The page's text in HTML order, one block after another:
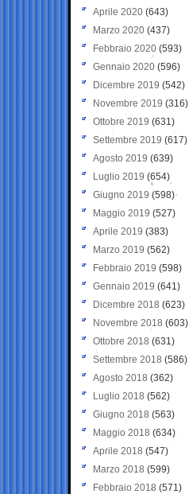
Aprile 2020 (643)
Marzo 2020 (437)
Febbraio 2020 (593)
Gennaio 2020 (596)
Dicembre 2019 (542)
Novembre 2019 (316)
Ottobre 2019 (631)
Settembre 2019 (617)
Agosto 2019 (639)
Luglio 2019 (654)
Giugno 2019 (598)
Maggio 2019 (527)
Aprile 2019 (383)
Marzo 2019 (562)
Febbraio 2019 (598)
Gennaio 2019 (641)
Dicembre 2018 (623)
Novembre 2018 (603)
Ottobre 2018 (631)
Settembre 2018 (586)
Agosto 2018 (362)
Luglio 2018 (562)
Giugno 2018 (563)
Maggio 2018 (634)
Aprile 2018 (547)
Marzo 2018 (599)
Febbraio 2018 (571)